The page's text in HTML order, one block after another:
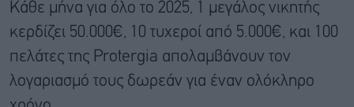
Κάθε μήνα για όλο το 2025, 1 μεγάλος νικητής
κερδίζει 50.000€, 10 τυχεροί από 5.000€, και 100
πελάτες της Protergia απολαμβάνουν τον
λογαριασμό τους δωρεάν για έναν ολόκληρο